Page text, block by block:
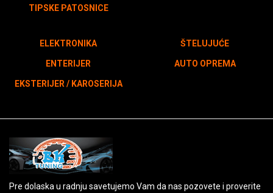
TIPSKE PATOSNICE
ELEKTRONIKA
ENTERIJER
EKSTERIJER / KAROSERIJA
ŠTELUJUĆE
AUTO OPREMA
Pre dolaska u radnju savetujemo Vam da nas pozovete i proverite